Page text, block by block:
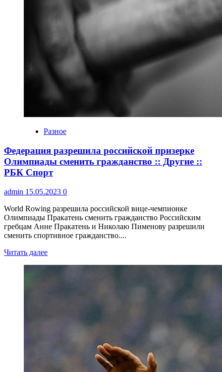
Разное
Федерация разрешила российской призерке
Олимпиады сменить гражданство :: Другие ::
РБК Спорт
admin 15.05.2023 0
World Rowing разрешила российской вице-чемпионке
Олимпиады Пракатень сменить гражданство Российским
гребцам Анне Пракатень и Николаю Пименову разрешили
сменить спортивное гражданство....
Читать далее